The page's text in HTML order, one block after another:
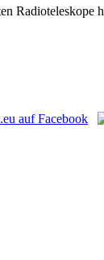
Radioteleskope